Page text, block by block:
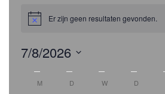
BerichtEr zijn geen resultaten gevonden.
7/8/2026
M MAANDAG
D DINSDAGWWOENSDAG
D